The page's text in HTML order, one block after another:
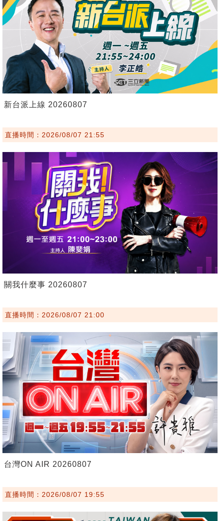
新台派上線 20260807
直播時間：2026/08/07 21:55
關我什麼事 20260807
直播時間：2026/08/07 21:00
台灣ON AIR 20260807
直播時間：2026/08/07 19:55